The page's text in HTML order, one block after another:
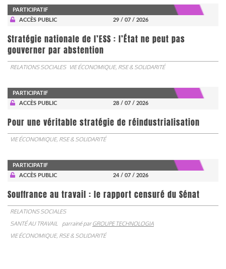
PARTICIPATIF
ACCÈS PUBLIC
29 / 07 / 2026
Stratégie nationale de l’ESS : l’État ne peut pas
gouverner par abstention
RELATIONS SOCIALES VIE ÉCONOMIQUE, RSE & SOLIDARITÉ
PARTICIPATIF
ACCÈS PUBLIC
28 / 07 / 2026
Pour une véritable stratégie de réindustrialisation
VIE ÉCONOMIQUE, RSE & SOLIDARITÉ
PARTICIPATIF
ACCÈS PUBLIC
24 / 07 / 2026
Souffrance au travail : le rapport censuré du Sénat
RELATIONS SOCIALES
SANTÉ AU TRAVAIL
parrainé parGROUPE TECHNOLOGIA
VIE ÉCONOMIQUE, RSE & SOLIDARITÉ